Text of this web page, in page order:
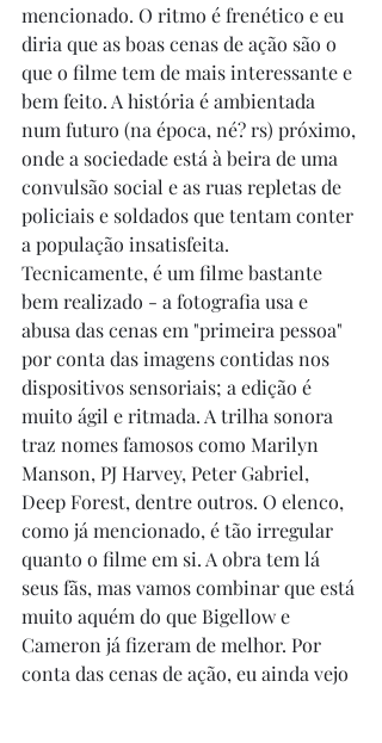
mencionado. O ritmo é frenético e eu
diria que as boas cenas de ação são o
que o filme tem de mais interessante e
bem feito. A história é ambientada
num futuro (na época, né? rs) próximo,
onde a sociedade está à beira de uma
convulsão social e as ruas repletas de
policiais e soldados que tentam conter
a população insatisfeita.
Tecnicamente, é um filme bastante
bem realizado - a fotografia usa e
abusa das cenas em "primeira pessoa"
por conta das imagens contidas nos
dispositivos sensoriais; a edição é
muito ágil e ritmada. A trilha sonora
traz nomes famosos como Marilyn
Manson, PJ Harvey, Peter Gabriel,
Deep Forest, dentre outros. O elenco,
como já mencionado, é tão irregular
quanto o filme em si. A obra tem lá
seus fãs, mas vamos combinar que está
muito aquém do que Bigellow e
Cameron já fizeram de melhor. Por
conta das cenas de ação, eu ainda vejo